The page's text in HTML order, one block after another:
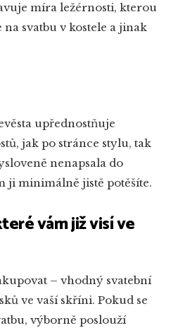
míra ležérnosti, kterou
na svatbu v kostele a jinak
upřednostňuje
jak po stránce stylu, tak
nenapsala do
ji minimálně jistě potěšíte.
vám již visí ve
– vhodný svatební
ve vaší skříni. Pokud se
výborně poslouží